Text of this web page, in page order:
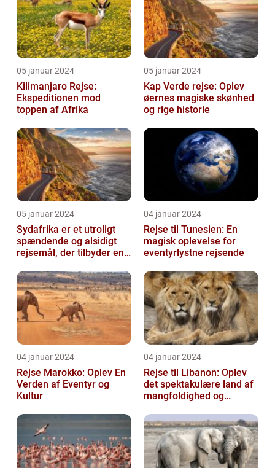
05 januar 2024
Kilimanjaro Rejse:
Ekspeditionen mod
toppen af Afrika
05 januar 2024
Kap Verde rejse: Oplev
øernes magiske skønhed
og rige historie
05 januar 2024
Sydafrika er et utroligt
spændende og alsidigt
rejsemål, der tilbyder en
...
04 januar 2024
Rejse til Tunesien: En
magisk oplevelse for
eventyrlystne rejsende
04 januar 2024
Rejse Marokko: Oplev En
Verden af Eventyr og
Kultur
04 januar 2024
Rejse til Libanon: Oplev
det spektakulære land af
mangfoldighed og